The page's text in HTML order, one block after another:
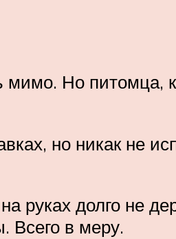
мимо. Но питомца,
но никак не
руках долго не
Всего в меру.